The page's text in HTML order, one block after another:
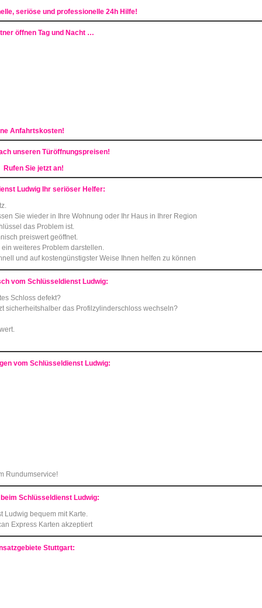
seriöse und professionelle 24h Hilfe!
öffnen Tag und Nacht …
Anfahrtskosten!
unseren Türöffnungspreisen!
Rufen Sie jetzt an!
Ludwig Ihr seriöser Helfer:
Sie wieder in Ihre Wohnung oder Ihr Haus in Ihrer Region
das Problem ist.
preiswert geöffnet.
weiteres Problem darstellen.
und auf kostengünstigster Weise Ihnen helfen zu können
vom Schlüsseldienst Ludwig:
Schloss defekt?
sicherheitshalber das Profilzylinderschloss wechseln?
vom Schlüsseldienst Ludwig:
Rundumservice!
beim Schlüsseldienst Ludwig:
Ludwig bequem mit Karte.
Express Karten akzeptiert
Stuttgart: